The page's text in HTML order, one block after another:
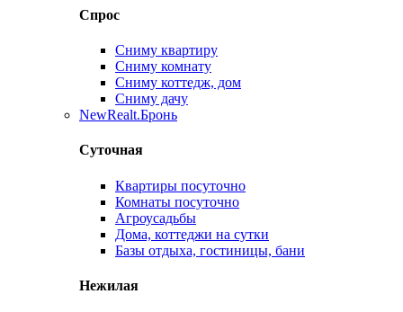
Спрос
Сниму квартиру
Сниму комнату
Сниму коттедж, дом
Сниму дачу
NewRealt.Бронь
Суточная
Квартиры посуточно
Комнаты посуточно
Агроусадьбы
Дома, коттеджи на сутки
Базы отдыха, гостиницы, бани
Нежилая